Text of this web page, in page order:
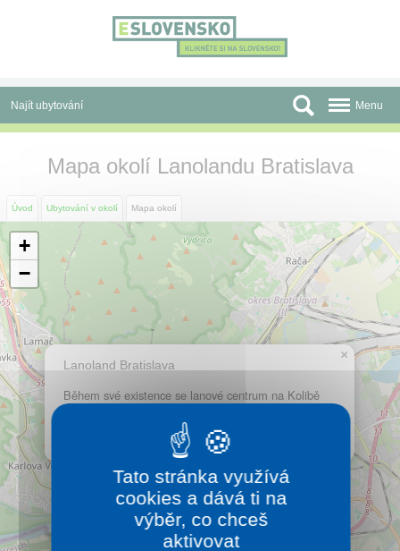
Najít ubytování
Autobusové zájezdy
Skupiny a konference
Před cestou
Atrakce
O nás
Kontakt
Menu
Mapa okolí Lanolandu Bratislava
Úvod Ubytování v okolí Mapa okolí
Lanoland Bratislava
Během své existence se lanové centrum na Kolibě
rozrostlo do úctyhodné délky 423 metrů a tvoří ho
spolu 42 překážek a 4 lanovky.
×
+
−
Tato stránka využívá
cookies a dává ti na
výběr, co chceš
aktivovat